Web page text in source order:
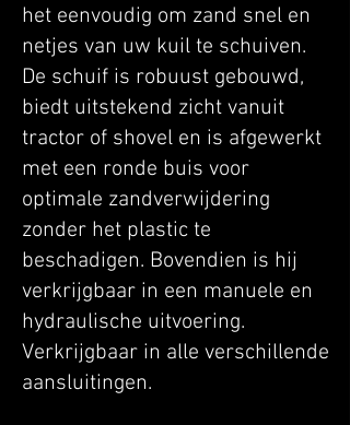
het eenvoudig om zand snel en
netjes van uw kuil te schuiven.
De schuif is robuust gebouwd,
biedt uitstekend zicht vanuit
tractor of shovel en is afgewerkt
met een ronde buis voor
optimale zandverwijdering
zonder het plastic te
beschadigen. Bovendien is hij
verkrijgbaar in een manuele en
hydraulische uitvoering.
Verkrijgbaar in alle verschillende
aansluitingen.